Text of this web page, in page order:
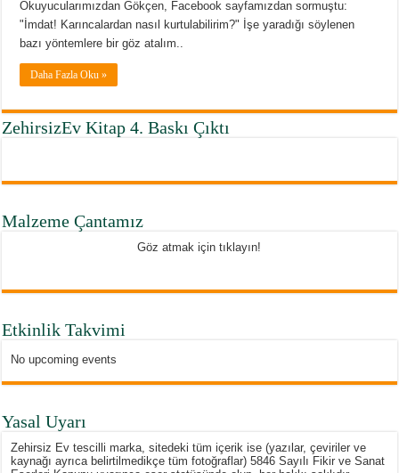
Okuyucularımızdan Gökçen, Facebook sayfamızdan sormuştu:
"İmdat! Karıncalardan nasıl kurtulabilirim?" İşe yaradığı söylenen
bazı yöntemlere bir göz atalım..
Daha Fazla Oku »
ZehirsizEv Kitap 4. Baskı Çıktı
Malzeme Çantamız
Göz atmak için tıklayın!
Etkinlik Takvimi
No upcoming events
Yasal Uyarı
Zehirsiz Ev tescilli marka, sitedeki tüm içerik ise (yazılar, çeviriler ve
kaynağı ayrıca belirtilmedikçe tüm fotoğraflar) 5846 Sayılı Fikir ve Sanat